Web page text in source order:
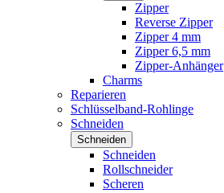
Zipper
Reverse Zipper
Zipper 4 mm
Zipper 6,5 mm
Zipper-Anhänger
Charms
Reparieren
Schlüsselband-Rohlinge
Schneiden
Schneiden
Schneiden
Rollschneider
Scheren